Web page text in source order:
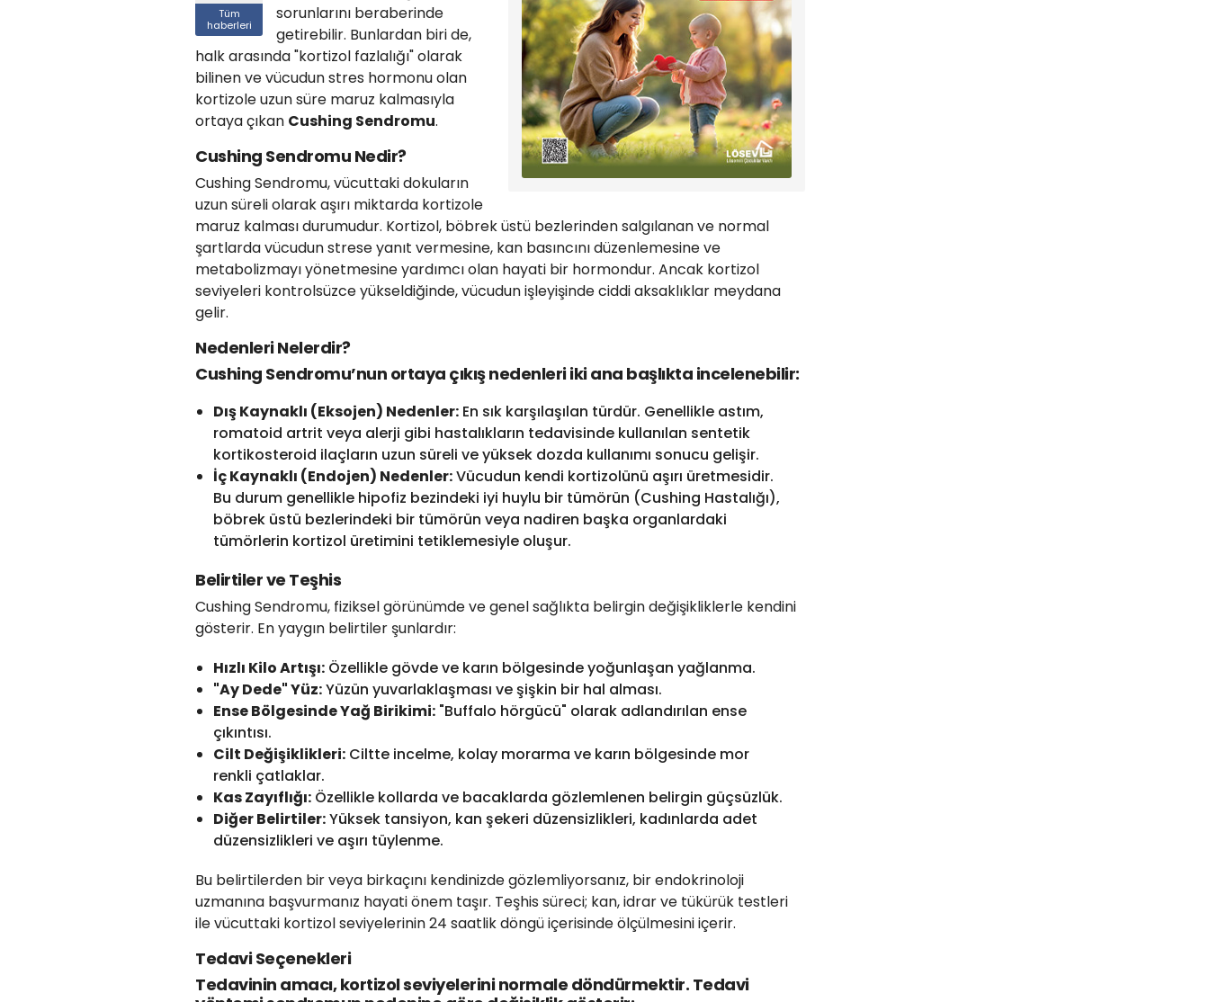
Tüm
haberleri
sorunlarını beraberinde
getirebilir. Bunlardan biri de,
halk arasında "kortizol fazlalığı" olarak
bilinen ve vücudun stres hormonu olan
kortizole uzun süre maruz kalmasıyla
ortaya çıkan Cushing Sendromu.
Cushing Sendromu Nedir?
Cushing Sendromu, vücuttaki dokuların
uzun süreli olarak aşırı miktarda kortizole
maruz kalması durumudur. Kortizol, böbrek üstü bezlerinden salgılanan ve normal
şartlarda vücudun strese yanıt vermesine, kan basıncını düzenlemesine ve
metabolizmayı yönetmesine yardımcı olan hayati bir hormondur. Ancak kortizol
seviyeleri kontrolsüzce yükseldiğinde, vücudun işleyişinde ciddi aksaklıklar meydana
gelir.
Nedenleri Nelerdir?
Cushing Sendromu’nun ortaya çıkış nedenleri iki ana başlıkta incelenebilir:
Dış Kaynaklı (Eksojen) Nedenler: En sık karşılaşılan türdür. Genellikle astım,
romatoid artrit veya alerji gibi hastalıkların tedavisinde kullanılan sentetik
kortikosteroid ilaçların uzun süreli ve yüksek dozda kullanımı sonucu gelişir.
İç Kaynaklı (Endojen) Nedenler:Vücudun kendi kortizolünü aşırı üretmesidir.
Bu durum genellikle hipofiz bezindeki iyi huylu bir tümörün (Cushing Hastalığı),
böbrek üstü bezlerindeki bir tümörün veya nadiren başka organlardaki
tümörlerin kortizol üretimini tetiklemesiyle oluşur.
Belirtiler ve Teşhis
Cushing Sendromu, fiziksel görünümde ve genel sağlıkta belirgin değişikliklerle kendini
gösterir. En yaygın belirtiler şunlardır:
Hızlı Kilo Artışı: Özellikle gövde ve karın bölgesinde yoğunlaşan yağlanma.
"Ay Dede" Yüz:Yüzün yuvarlaklaşması ve şişkin bir hal alması.
Ense Bölgesinde Yağ Birikimi: "Buffalo hörgücü" olarak adlandırılan ense
çıkıntısı.
Cilt Değişiklikleri: Ciltte incelme, kolay morarma ve karın bölgesinde mor
renkli çatlaklar.
Kas Zayıflığı: Özellikle kollarda ve bacaklarda gözlemlenen belirgin güçsüzlük.
Diğer Belirtiler:Yüksek tansiyon, kan şekeri düzensizlikleri, kadınlarda adet
düzensizlikleri ve aşırı tüylenme.
Bu belirtilerden bir veya birkaçını kendinizde gözlemliyorsanız, bir endokrinoloji
uzmanına başvurmanız hayati önem taşır. Teşhis süreci; kan, idrar ve tükürük testleri
ile vücuttaki kortizol seviyelerinin 24 saatlik döngü içerisinde ölçülmesini içerir.
Tedavi Seçenekleri
Tedavinin amacı, kortizol seviyelerini normale döndürmektir. Tedavi